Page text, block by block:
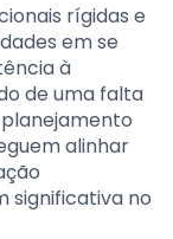
rígidas e
em se
à
de uma falta
alinhar
significativa no